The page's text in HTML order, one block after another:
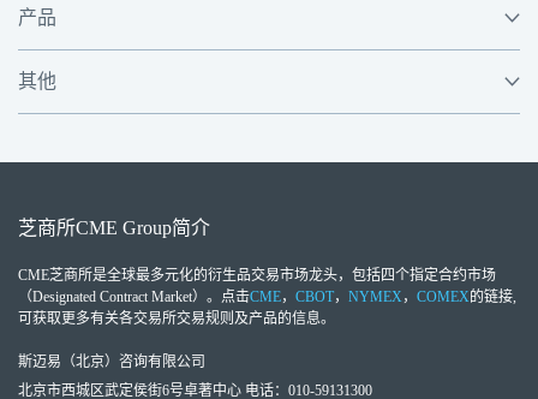
产品
其他
芝商所CME Group简介
CME芝商所是全球最多元化的衍生品交易市场龙头，包括四个指定合约市场
（Designated Contract Market）。点击CME， CBOT， NYMEX ， COMEX的链接,
可获取更多有关各交易所交易规则及产品的信息。
斯迈易（北京）咨询有限公司
北京市西城区武定侯街6号卓著中心 电话：010-59131300